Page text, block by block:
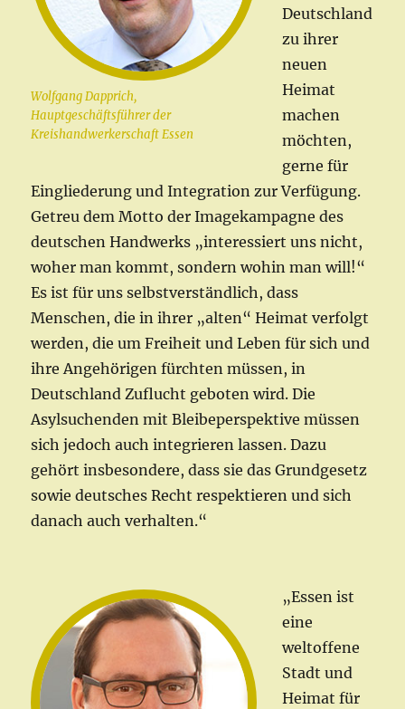
Wolfgang Dapprich,
Hauptgeschäftsführer der
Kreishandwerkerschaft Essen
Deutschland
zu ihrer
neuen
Heimat
machen
möchten,
gerne für
Eingliederung und Integration zur Verfügung.
Getreu dem Motto der Imagekampagne des
deutschen Handwerks „interessiert uns nicht,
woher man kommt, sondern wohin man will!“
Es ist für uns selbstverständlich, dass
Menschen, die in ihrer „alten“ Heimat verfolgt
werden, die um Freiheit und Leben für sich und
ihre Angehörigen fürchten müssen, in
Deutschland Zuflucht geboten wird. Die
Asylsuchenden mit Bleibeperspektive müssen
sich jedoch auch integrieren lassen. Dazu
gehört insbesondere, dass sie das Grundgesetz
sowie deutsches Recht respektieren und sich
danach auch verhalten.“
„Essen ist
eine
weltoffene
Stadt und
Heimat für